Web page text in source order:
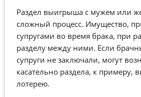
Раздел выигрыша с мужем или
сложный процесс. Имущество,
супругами во время брака, при
разделу между ними. Если
супруги не заключали, могут
касательно раздела, к примеру,
лотерею.